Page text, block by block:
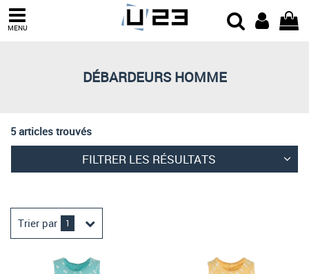
MENU
DÉBARDEURS HOMME
5 articles trouvés
FILTRER LES RÉSULTATS
Trier par 1
Trier par
Meilleures remises